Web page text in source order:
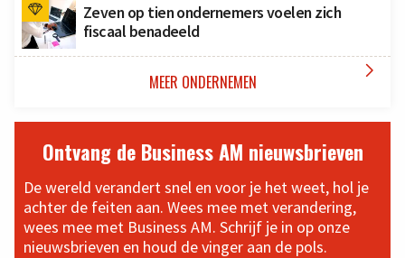
Zeven op tien ondernemers voelen zich
fiscaal benadeeld
MEER ONDERNEMEN 
Ontvang de Business AM nieuwsbrieven
De wereld verandert snel en voor je het weet, hol je
achter de feiten aan. Wees mee met verandering,
wees mee met Business AM. Schrijf je in op onze
nieuwsbrieven en houd de vinger aan de pols.